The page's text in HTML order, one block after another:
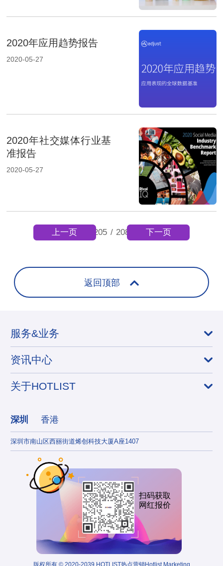
2020年应用趋势报告
2020-05-27
2020年社交媒体行业基
准报告
2020-05-27
205 / 208
上一页 下一页
返回顶部
服务&业务
资讯中心
关于HOTLIST
深圳 香港
深圳市南山区西丽街道烯创科技大厦A座1407
扫码获取
网红报价
版权所有 © 2020-2039 HOTLIST热点营销Hotlist Marketing